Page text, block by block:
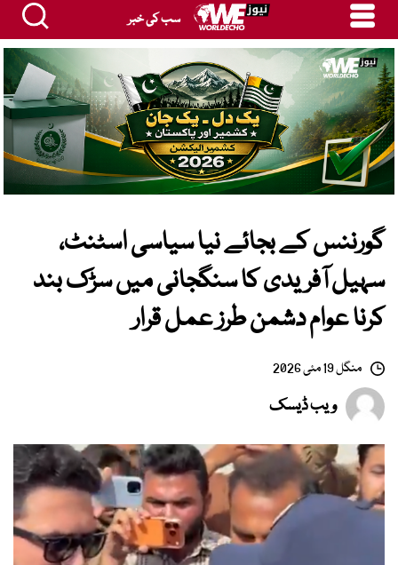
سب کی خبر
گورننس کے بجائے نیا سیاسی اسٹنٹ،
سہیل آفریدی کا سنگجانی میں سڑک بند
کرنا عوام دشمن طرز عمل قرار
منگل 19 مئی 2026
ویب ڈیسک